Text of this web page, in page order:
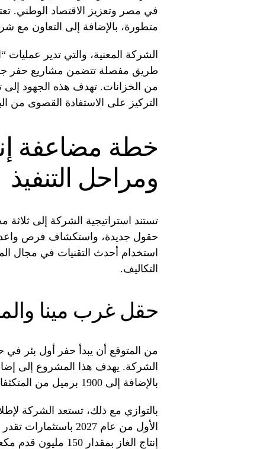
في مصر وتعزيز الاقتصاد الوطني.
متطورة، بالإضافة إلى التعاون مع
الشركة المعنية، والتي تدير
طريق مفصلة تتضمن مشاريع حفر
التركيز على الاستفادة القصوى من
خطة مضاعفة
ومراحل التنفيذ
تستند استراتيجية الشركة إلى ثلاثة
حقول جديدة، واستكشاف فرص
استخدام أحدث التقنيات في مجال
التكاليف.
حقل غرب مينا
من المتوقع أن يبدأ حفر أول بئر في
بالإضافة إلى 1900 برميل من المتكثفات بحلول الربع الأخير من عام 2026.
إنتاج الغاز